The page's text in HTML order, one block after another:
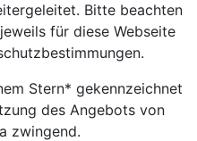
Bitte beachten
für diese Webseite
Stern* gekennzeichnet
des Angebots von
zwingend.